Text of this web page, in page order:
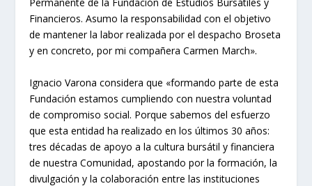
Permanente de la Fundación de Estudios Bursátiles y
Financieros. Asumo la responsabilidad con el objetivo
de mantener la labor realizada por el despacho Broseta
y en concreto, por mi compañera Carmen March».
Ignacio Varona considera que «formando parte de esta
Fundación estamos cumpliendo con nuestra voluntad
de compromiso social. Porque sabemos del esfuerzo
que esta entidad ha realizado en los últimos 30 años:
tres décadas de apoyo a la cultura bursátil y financiera
de nuestra Comunidad, apostando por la formación, la
divulgación y la colaboración entre las instituciones